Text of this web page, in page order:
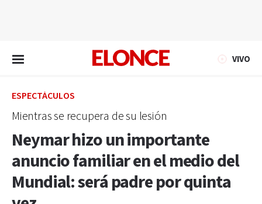
VIVO
ESPECTÁCULOS
Mientras se recupera de su lesión
Neymar hizo un importante
anuncio familiar en el medio del
Mundial: será padre por quinta